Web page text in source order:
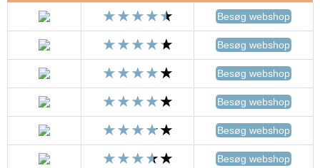
Besøg webshop
Besøg webshop
Besøg webshop
Besøg webshop
Besøg webshop
Besøg webshop